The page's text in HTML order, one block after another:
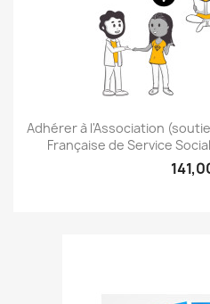
Adhérer à l'Association
Française de Service